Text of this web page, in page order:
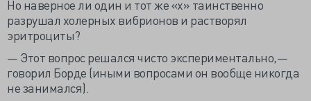
Но наверное ли один и тот же «х» таинственно
разрушал холерных вибрионов и растворял
эритроциты?
— Этот вопрос решался чисто экспериментально,—
говорил Борде (иными вопросами он вообще никогда
не занимался).